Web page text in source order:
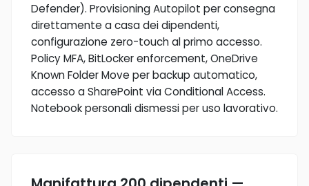
Defender). Provisioning Autopilot per consegna
direttamente a casa dei dipendenti,
configurazione zero-touch al primo accesso.
Policy MFA, BitLocker enforcement, OneDrive
Known Folder Move per backup automatico,
accesso a SharePoint via Conditional Access.
Notebook personali dismessi per uso lavorativo.